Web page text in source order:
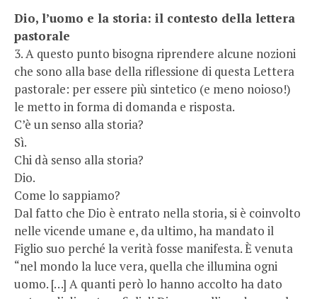
Dio, l’uomo e la storia: il contesto della lettera
pastorale
3. A questo punto bisogna riprendere alcune nozioni
che sono alla base della riflessione di questa Lettera
pastorale: per essere più sintetico (e meno noioso!)
le metto in forma di domanda e risposta.
C’è un senso alla storia?
Sì.
Chi dà senso alla storia?
Dio.
Come lo sappiamo?
Dal fatto che Dio è entrato nella storia, si è coinvolto
nelle vicende umane e, da ultimo, ha mandato il
Figlio suo perché la verità fosse manifesta. È venuta
“nel mondo la luce vera, quella che illumina ogni
uomo. […] A quanti però lo hanno accolto ha dato